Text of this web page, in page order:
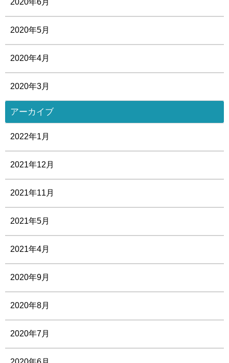
2020年6月
2020年5月
2020年4月
2020年3月
アーカイブ
2022年1月
2021年12月
2021年11月
2021年5月
2021年4月
2020年9月
2020年8月
2020年7月